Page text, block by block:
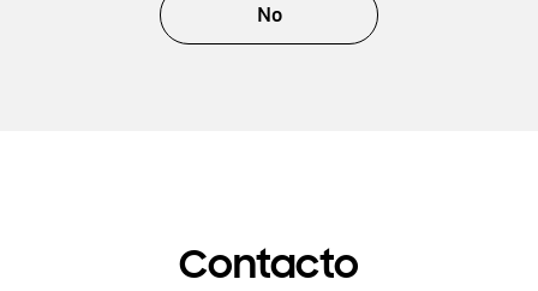
No
Contacto